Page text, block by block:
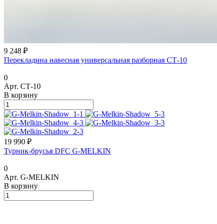
9 248 ₽
Перекладина навесная универсальная разборная СТ-10
0
Арт. СТ-10
В корзину
19 990 ₽
Турник-брусья DFC G-MELKIN
0
Арт. G-MELKIN
В корзину